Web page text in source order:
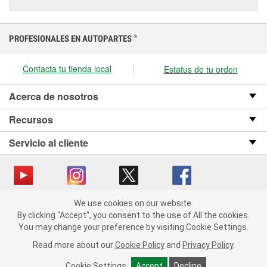
We use cookies on our website. By clicking "Accept", you consent
to the use of All the cookies.
You may change your preference by visiting Cookie Settings.
Read more about our Cookie Policy and Privacy Policy.
PROFESIONALES EN AUTOPARTES ®
Contacta tu tienda local Estatus de tu orden
Acerca de nosotros
Recursos
Servicio al cliente
Copyright © 2008-2026 O’Reilly Auto Parts v OST_3.2.0.0.729 (3) cv1361
catalog_main
Política de privacidad
Ley de transparencia en las cadenas de suministro
de California
We use cookies on our website.
By clicking "Accept", you consent to the use of All the cookies.
You may change your preference by visiting Cookie Settings.
Read more about our Cookie Policy and Privacy Policy.